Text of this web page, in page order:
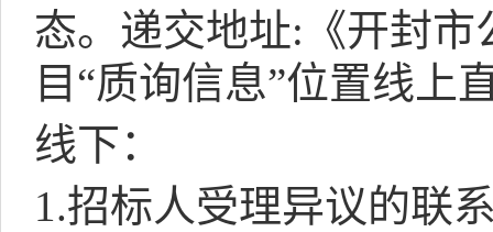
态。递交地址: 《开封
目“质询信息”位置线上
线下：
1.招标人受理异议的联